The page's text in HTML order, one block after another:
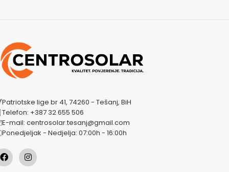
Patriotske lige br 41, 74260 - Tešanj, BiH
Telefon: +387 32 655 506
E-mail: centrosolar.tesanj@gmail.com
Ponedjeljak - Nedjelja: 07:00h - 16:00h